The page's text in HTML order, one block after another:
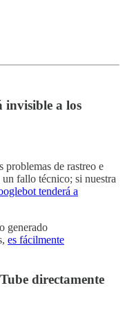
invisible a los
de rastreo e
fallo técnico; si nuestra
tenderá a
generado
es fácilmente
directamente